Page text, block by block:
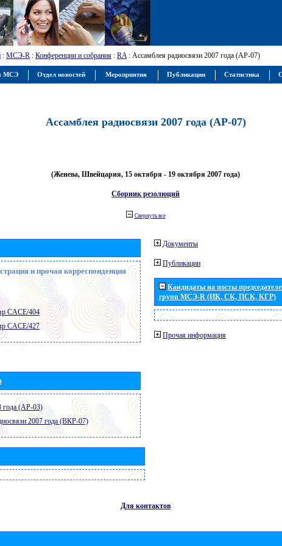
: МСЭ-R : Конференции и собрания : RA: Ассамблея радиосвязи 2007 года (АР-07)
Ассамблея радиосвязи 2007 года (АР-07)
(Женева, Швейцария, 15 октября - 19 октября 2007 года)
Сборник резолюций
Свернуть все
и прочая корреспонденция
CACE/404
CACE/427
года (АР-03)
2007 года (ВКР-07)
Документы
Публикации
Кандидаты на посты
групп МСЭ-R (ИК, СК, ПСК, КГР)
Прочая информация
Для контактов
МСЭ Отдел новостей Мероприятия Публикации Статистика